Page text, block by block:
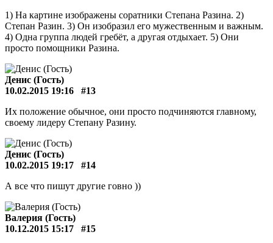
1) На картине изображены соратники Степана Разина. 2)
Степан Разин. 3) Он изобразил его мужественным и важным.
4) Одна группа людей гребёт, а другая отдыхает. 5) Они
просто помощники Разина.
Денис (Гость)
10.02.2015 19:16
#13
Их положение обычное, они просто подчиняются главному,
своему лидеру Степану Разину.
Денис (Гость)
10.02.2015 19:17
#14
А все что пишут другие говно ))
Валерия (Гость)
10.12.2015 15:17
#15